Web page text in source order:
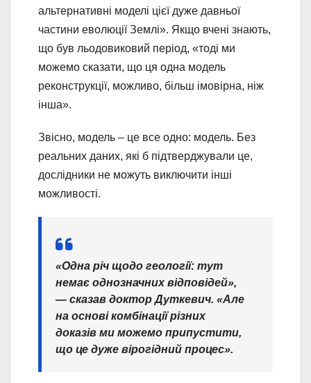
альтернативні моделі цієї дуже давньої
частини еволюції Землі». Якщо вчені знають,
що був льодовиковий період, «тоді ми
можемо сказати, що ця одна модель
реконструкції, можливо, більш імовірна, ніж
інша».
Звісно, ​​модель – це все одно: модель. Без
реальних даних, які б підтверджували це,
дослідники не можуть виключити інші
можливості.
«Одна річ щодо геології: тут
немає однозначних відповідей»,
— сказав доктор Дуткевич. «Але
на основі комбінації різних
доказів ми можемо припустити,
що це дуже вірогідний процес».